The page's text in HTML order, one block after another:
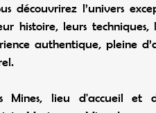
découvrirez l’univers
histoire, leurs techniques,
authentique, pleine
Mines, lieu d'accueil et